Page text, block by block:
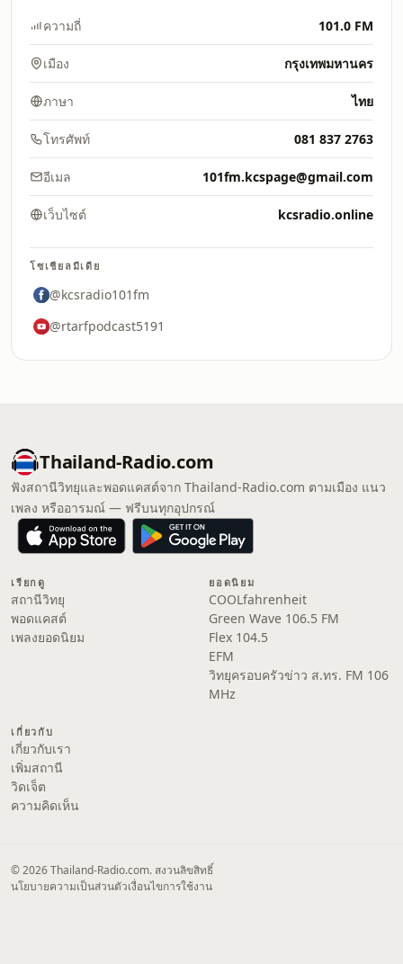
ความถี่ 101.0 FM
เมือง กรุงเทพมหานคร
ภาษา ไทย
โทรศัพท์ 081 837 2763
อีเมล 101fm.kcspage@gmail.com
เว็บไซต์ kcsradio.online
โซเชียลมีเดีย
@kcsradio101fm
@rtarfpodcast5191
Thailand-Radio.com
ฟังสถานีวิทยุและพอดแคสต์จาก Thailand-Radio.com ตามเมือง แนว
เพลง หรืออารมณ์ — ฟรีบนทุกอุปกรณ์
เรียกดู
สถานีวิทยุ
พอดแคสต์
เพลงยอดนิยม
ยอดนิยม
COOLfahrenheit
Green Wave 106.5 FM
Flex 104.5
EFM
วิทยุครอบครัวข่าว ส.ทร. FM 106
MHz
เกี่ยวกับ
เกี่ยวกับเรา
เพิ่มสถานี
วิดเจ็ต
ความคิดเห็น
© 2026 Thailand-Radio.com. สงวนลิขสิทธิ์
นโยบายความเป็นส่วนตัวเงื่อนไขการใช้งาน